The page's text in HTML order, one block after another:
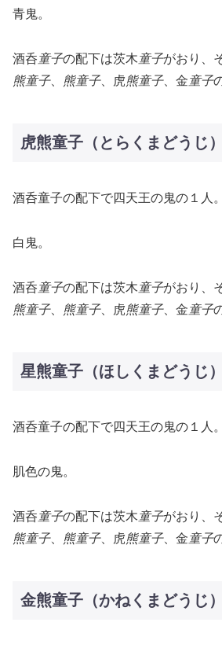
青鬼。
酒呑童子の配下は茨木童子がおり、
熊童子、 熊童子、虎熊童子、金童子
虎熊童子（とらくまどうじ）
酒呑童子の配下で四天王の鬼の１人。
白鬼。
酒呑童子の配下は茨木童子がおり、
熊童子、 熊童子、虎熊童子、金童子
星熊童子（ほしくまどうじ）
酒呑童子の配下で四天王の鬼の１人。
肌色の鬼。
酒呑童子の配下は茨木童子がおり、
熊童子、 熊童子、虎熊童子、金童子
金熊童子（かねくまどうじ）